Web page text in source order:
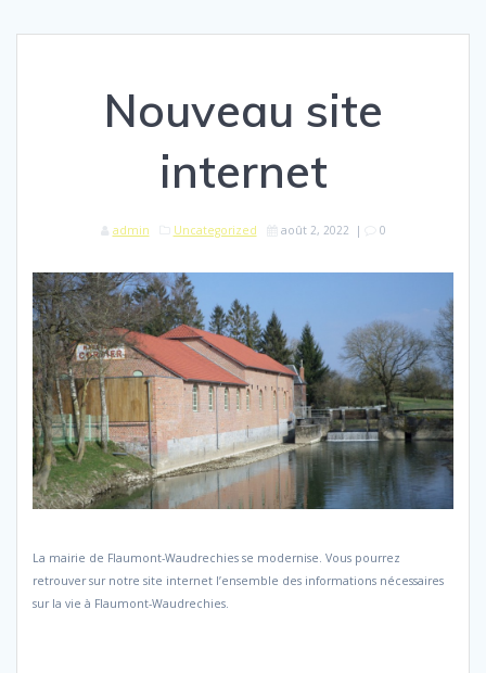
Nouveau site
internet
admin Uncategorized août 2, 2022 | 0
La mairie de Flaumont-Waudrechies se modernise. Vous pourrez
retrouver sur notre site internet l’ensemble des informations nécessaires
sur la vie à Flaumont-Waudrechies.